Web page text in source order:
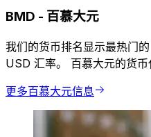
BMD - 百慕大元
我们的货币排名显示最热门
USD 汇率。 百慕大元的货
更多百慕大元信息